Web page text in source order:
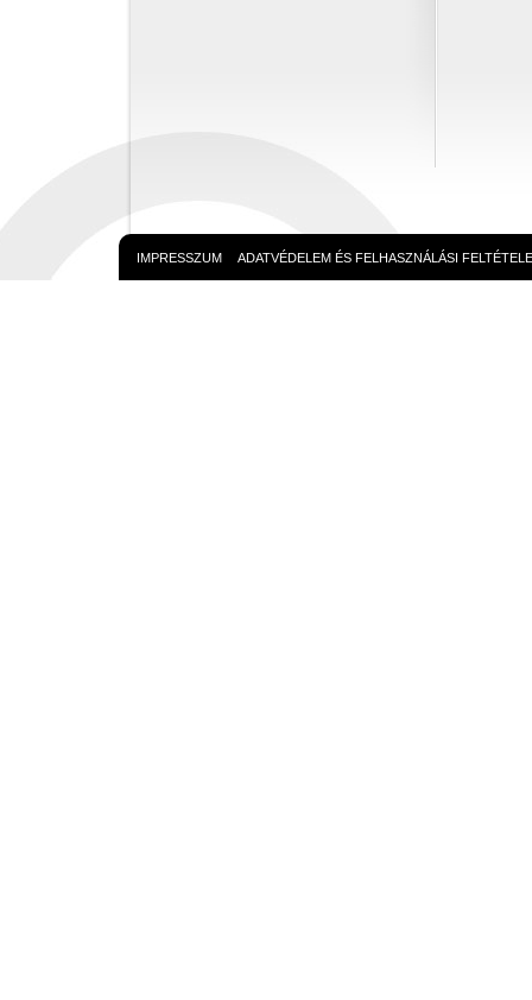
IMPRESSZUM ADATVÉDELEM ÉS FELHASZNÁLÁSI